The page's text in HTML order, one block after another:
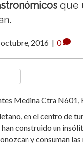
que
octubre, 2016 | 0
Medina Ctra
en el centro de
han construido un
y consuman